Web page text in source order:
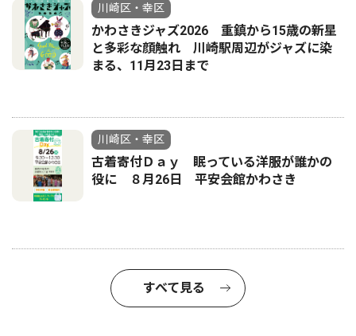
川崎区・幸区
かわさきジャズ2026 重鎮から15歳の新星
と多彩な顔触れ 川崎駅周辺がジャズに染
まる、11月23日まで
川崎区・幸区
古着寄付Ｄａｙ 眠っている洋服が誰かの
役に ８月26日 平安会館かわさき
すべて見る